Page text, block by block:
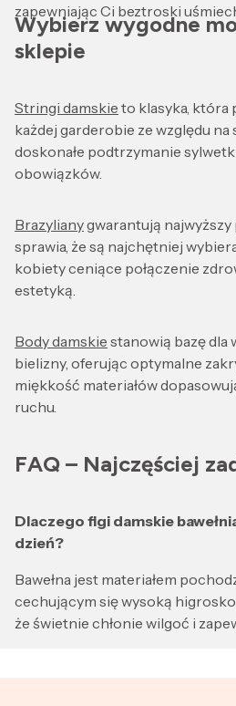
zapewniając Ci beztroski
Wybierz wygodne
sklepie
Stringi damskie to klasyka, która
każdej garderobie ze względu
doskonałe podtrzymanie
obowiązków.
Brazylianygwarantują
sprawia, że są najchętniej
kobiety ceniące połączenie
estetyką.
Body damskie stanowią bazę dla
bielizny, oferując optymalne
miękkość materiałów
ruchu.
FAQ – Najczęściej
Dlaczego figi damskie
dzień?
Bawełna jest materiałem
cechującym się wysoką
że świetnie chłonie wilgoć i